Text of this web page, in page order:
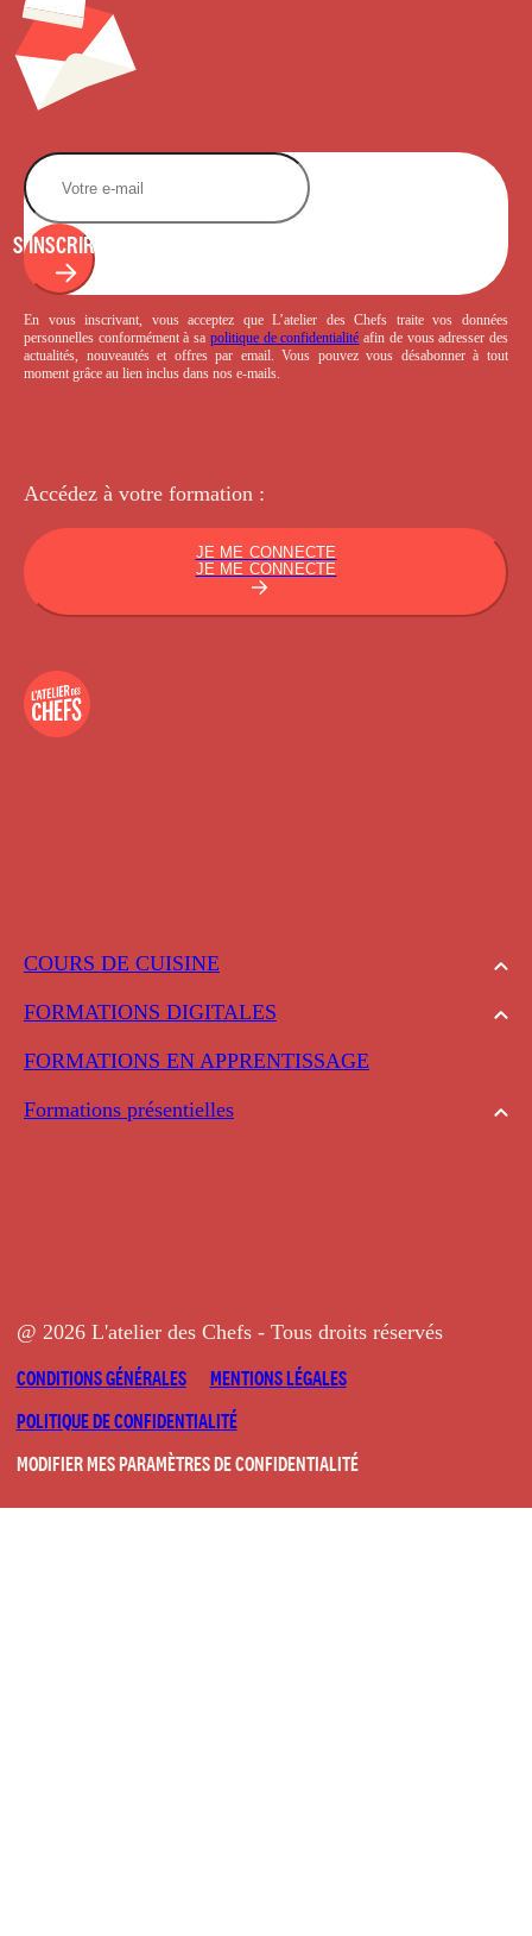
COURS DE CUISINE
FORMATIONS DIGITALES
FORMATIONS EN APPRENTISSAGE
Formations présentielles
S'INSCRIRE
En vous inscrivant, vous acceptez que L’atelier des Chefs traite vos données
personnelles conformément à sa politique de confidentialité afin de vous adresser des
actualités, nouveautés et offres par email. Vous pouvez vous désabonner à tout
moment grâce au lien inclus dans nos e-mails.
Accédez à votre formation :
JE ME CONNECTE
JE ME CONNECTE
@ 2026 L'atelier des Chefs - Tous droits réservés
CONDITIONS GÉNÉRALES
MENTIONS LÉGALES
POLITIQUE DE CONFIDENTIALITÉ
MODIFIER MES PARAMÈTRES DE CONFIDENTIALITÉ